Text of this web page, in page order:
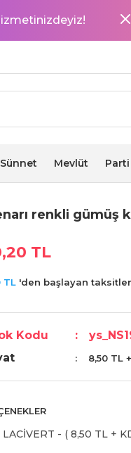
Sünnet Mevlüt
renkli gümüş
TL
TL 'den başlayan
Kodu
8,50 TL
LACİVERT - ( 8,50 TL +